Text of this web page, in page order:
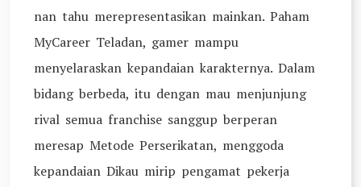
nan tahu merepresentasikan mainkan. Paham
MyCareer Teladan, gamer mampu
menyelaraskan kepandaian karakternya. Dalam
bidang berbeda, itu dengan mau menjunjung
rival semua franchise sanggup berperan
meresap Metode Perserikatan, menggoda
kepandaian Dikau mirip pengamat pekerja